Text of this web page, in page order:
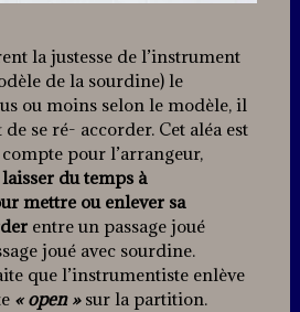
la justesse de l’instrument
de la sourdine) le
ou moins selon le modèle, il
se ré- accorder. Cet aléa est
pour l’arrangeur,
du temps à
mettre ou enlever sa
entre un passage joué
joué avec sourdine.
que l’instrumentiste enlève
« open »sur la partition.